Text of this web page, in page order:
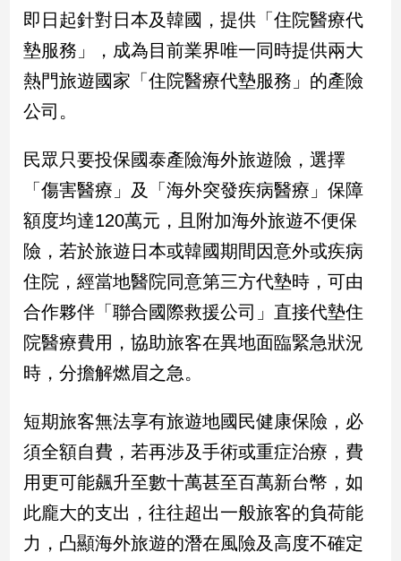
政
治
焦
品
觀
民
調
會
點
觀
點
兩
國
際
會/
地
方
新
即日起針對日本及韓國，提供「住院醫療代
墊服務」，成為目前業界唯一同時提供兩大
熱門旅遊國家「住院醫療代墊服務」的產險
公司。
民眾只要投保國泰產險海外旅遊險，選擇
「傷害醫療」及「海外突發疾病醫療」保障
額度均達120萬元，且附加海外旅遊不便保
險，若於旅遊日本或韓國期間因意外或疾病
住院，經當地醫院同意第三方代墊時，可由
合作夥伴「聯合國際救援公司」直接代墊住
院醫療費用，協助旅客在異地面臨緊急狀況
時，分擔解燃眉之急。
短期旅客無法享有旅遊地國民健康保險，必
須全額自費，若再涉及手術或重症治療，費
用更可能飆升至數十萬甚至百萬新台幣，如
此龐大的支出，往往超出一般旅客的負荷能
力，凸顯海外旅遊的潛在風險及高度不確定